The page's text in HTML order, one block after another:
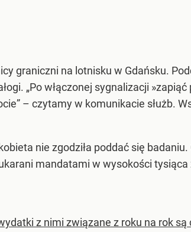
graniczni na lotnisku w Gdańsku.
„Po włączonej sygnalizacji »zapiąć
– czytamy w komunikacie służb.
nie zgodziła poddać się badaniu.
mandatami w wysokości tysiąca
z nimi związane z roku na rok są